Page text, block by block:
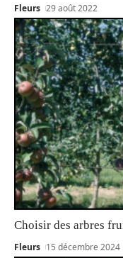
Fleurs 29 août 2022
Choisir des arbres
Fleurs 15 décembre 2024